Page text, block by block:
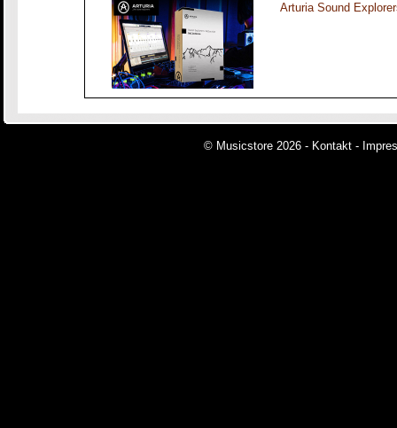
Arturia Sound
© Musicstore 2026 - Kontakt -